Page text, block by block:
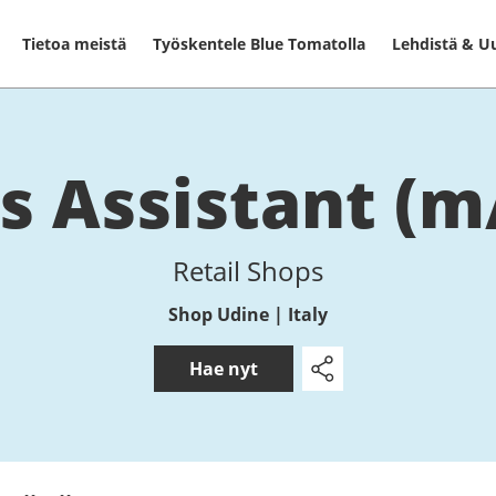
Tietoa meistä Työskentele Blue Tomatolla Lehdistä &
As­sis­tant
Retail Shops
Shop Udine | Italy
Hae nyt